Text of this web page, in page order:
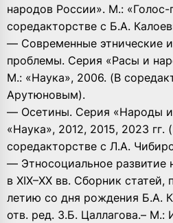
народов России». М.:
соредакторстве с Б.А.
— Современные этнические
проблемы. Серия «Расы и
М.: «Наука», 2006. (В
Арутюновым).
— Осетины. Серия «Народы
«Наука», 2012, 2015, 2023 гг.
соредакторстве с Л.А.
— Этносоциальное развитие
в XIX–XX вв. Сборник
летию со дня рождения Б.А.
отв. ред. З.Б. Цаллагова.– М.: